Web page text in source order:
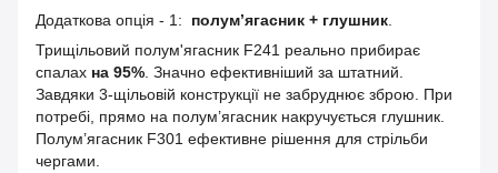
Додаткова опція - 1: полум’ягасник + глушник
Трищільовий полум'ягасник F241 реально прибирає
спалах на 95% . Значно ефективніший за штатний.
Завдяки 3-щільовій конструкції не забруднює зброю. При
потребі, прямо на полум’ягасник накручується глушник.
Полум’ягасник F301 ефективне рішення для стрільби
чергами.